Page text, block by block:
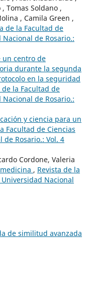
Tomas Soldano ,
, Camila Green ,
de la Facultad de
de Rosario.:
un centro de
durante la segunda
en la seguridad
de la Facultad de
de Rosario.:
y ciencia para un
Facultad de Ciencias
de Rosario.: Vol. 4
Cordone, Valeria
, Revista de la
Nacional
de similitud avanzada